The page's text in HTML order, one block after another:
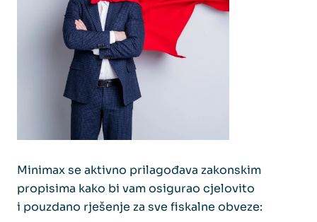
Minimax se aktivno prilagođava zakonskim
propisima kako bi vam osigurao cjelovito
i pouzdano rješenje za sve fiskalne obveze: